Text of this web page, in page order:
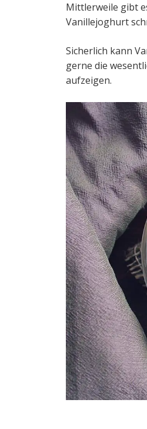
Mittlerweile gibt
Vanillejoghurt
Sicherlich kann
gerne die
aufzeigen.